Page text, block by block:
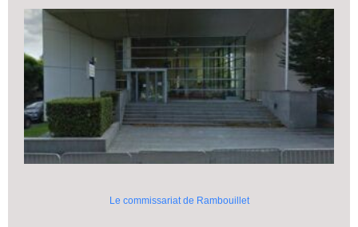
Le commissariat de Rambouillet